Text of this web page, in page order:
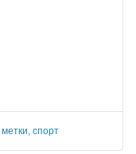
метки, спорт